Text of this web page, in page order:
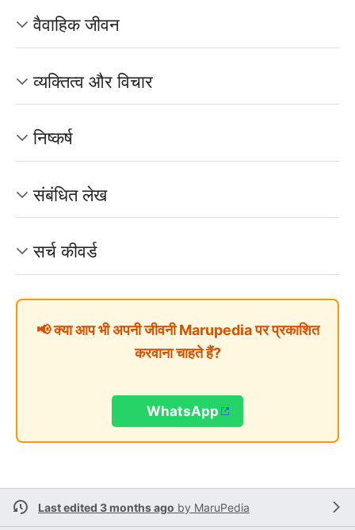
वैवाहिक जीवन
व्यक्तित्व और विचार
निष्कर्ष
संबंधित लेख
सर्च कीवर्ड
📢 क्या आप भी अपनी जीवनी Marupedia पर प्रकाशित
करवाना चाहते हैं?
WhatsApp
Last edited 3 months ago by MaruPedia